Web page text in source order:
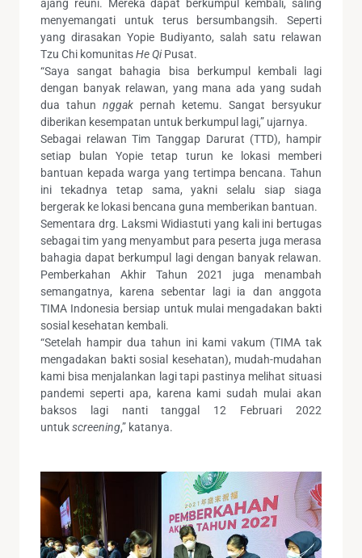
ajang reuni. Mereka dapat berkumpul kembali, saling
menyemangati untuk terus bersumbangsih. Seperti
yang dirasakan Yopie Budiyanto, salah satu relawan
Tzu Chi komunitasHe QiPusat.
“Saya sangat bahagia bisa berkumpul kembali lagi
dengan banyak relawan, yang mana ada yang sudah
dua tahun nggak pernah ketemu. Sangat bersyukur
diberikan kesempatan untuk berkumpul lagi,” ujarnya.
Sebagai relawan Tim Tanggap Darurat (TTD), hampir
setiap bulan Yopie tetap turun ke lokasi memberi
bantuan kepada warga yang tertimpa bencana. Tahun
ini tekadnya tetap sama, yakni selalu siap siaga
bergerak ke lokasi bencana guna memberikan bantuan.
Sementara drg. Laksmi Widiastuti yang kali ini bertugas
sebagai tim yang menyambut para peserta juga merasa
bahagia dapat berkumpul lagi dengan banyak relawan.
Pemberkahan Akhir Tahun 2021 juga menambah
semangatnya, karena sebentar lagi ia dan anggota
TIMA Indonesia bersiap untuk mulai mengadakan bakti
sosial kesehatan kembali.
“Setelah hampir dua tahun ini kami vakum (TIMA tak
mengadakan bakti sosial kesehatan), mudah-mudahan
kami bisa menjalankan lagi tapi pastinya melihat situasi
pandemi seperti apa, karena kami sudah mulai akan
baksos lagi nanti tanggal 12 Februari 2022
untukscreening,” katanya.